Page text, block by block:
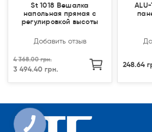
St 1018 Вешалка
напольная прямая с
регулировкой высоты
Добавить отзыв
4 368.00 грн.
3 494.40 грн. 248.64
КНОПКА
СВЯЗИ